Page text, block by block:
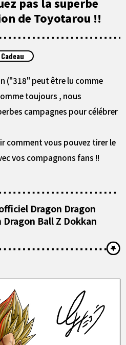
DE ES
de Toyotarou !!
Cadeau
("318" peut être lu comme
toujours , nous
campagnes pour célébrer
comment vous pouvez tirer le
vos compagnons fans !!
Dragon Dragon
Ball Z Dokkan